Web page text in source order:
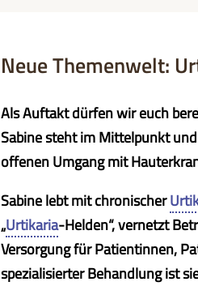
Neue Themenwelt:
Als Auftakt dürfen wir euch
Sabine steht im Mittelpunkt
offenen Umgang mit
Sabine lebt mit chronischer
„Urtikaria-Helden“, vernetzt
Versorgung für Patientinnen,
spezialisierter Behandlung ist